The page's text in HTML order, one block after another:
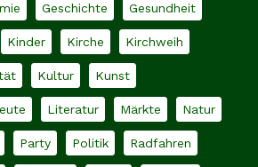
Geschichte Gesundheit
Kinder Kirche Kirchweih
Kultur Kunst
Literatur Märkte Natur
Party Politik Radfahren